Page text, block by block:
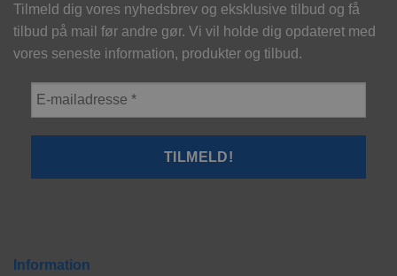
Tilmeld dig vores nyhedsbrev og eksklusive tilbud og få
tilbud på mail før andre gør. Vi vil holde dig opdateret med
vores seneste information, produkter og tilbud.
Information